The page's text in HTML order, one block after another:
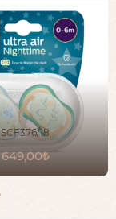
SCF376/18
649,00